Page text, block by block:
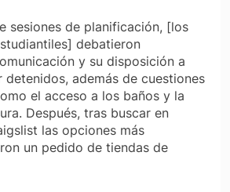
sesiones de planificación, [los
debatieron
y su disposición a
detenidos, además de cuestiones
el acceso a los baños y la
Después, tras buscar en
las opciones más
un pedido de tiendas de